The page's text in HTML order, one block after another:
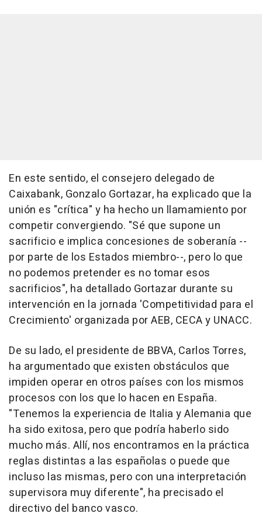
En este sentido, el consejero delegado de
Caixabank, Gonzalo Gortazar, ha explicado que la
unión es "crítica" y ha hecho un llamamiento por
competir convergiendo. "Sé que supone un
sacrificio e implica concesiones de soberanía --
por parte de los Estados miembro--, pero lo que
no podemos pretender es no tomar esos
sacrificios", ha detallado Gortazar durante su
intervención en la jornada 'Competitividad para el
Crecimiento' organizada por AEB, CECA y UNACC.
De su lado, el presidente de BBVA, Carlos Torres,
ha argumentado que existen obstáculos que
impiden operar en otros países con los mismos
procesos con los que lo hacen en España.
"Tenemos la experiencia de Italia y Alemania que
ha sido exitosa, pero que podría haberlo sido
mucho más. Allí, nos encontramos en la práctica
reglas distintas a las españolas o puede que
incluso las mismas, pero con una interpretación
supervisora muy diferente", ha precisado el
directivo del banco vasco.